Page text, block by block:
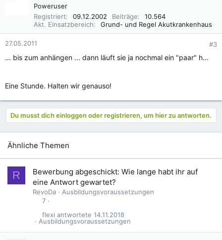
Poweruser
Registriert
09.12.2002 Beiträge
10.564
Akt. Einsatzbereich
Grund- und Regel Akutkrankenhaus
27.05.2011 #3
... bis zum anhängen ... dann läuft sie ja nochmal ein "paar" h...
Eine Stunde. Halten wir genauso!
Du musst dich einloggen oder registrieren, um hier zu antworten.
Ähnliche Themen
R
Bewerbung abgeschickt: Wie lange habt ihr auf
eine Antwort gewartet?
RevoDa
Ausbildungsvoraussetzungen
7
Ausbildungsvoraussetzungen
14.11.2018
flexi